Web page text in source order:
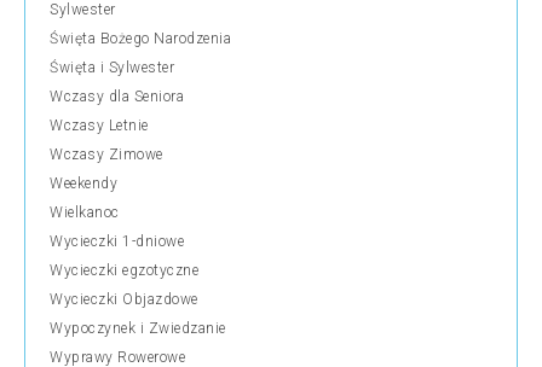
Sylwester
Święta Bożego Narodzenia
Święta i Sylwester
Wczasy dla Seniora
Wczasy Letnie
Wczasy Zimowe
Weekendy
Wielkanoc
Wycieczki 1-dniowe
Wycieczki egzotyczne
Wycieczki Objazdowe
Wypoczynek i Zwiedzanie
Wyprawy Rowerowe